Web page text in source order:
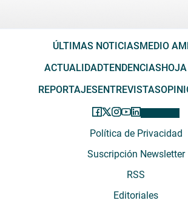
ÚLTIMAS NOTICIASMEDIO
ACTUALIDADTENDENCIAS
REPORTAJESENTREVISTAS
Política de Privacidad
Suscripción Newsletter
RSS
Editoriales